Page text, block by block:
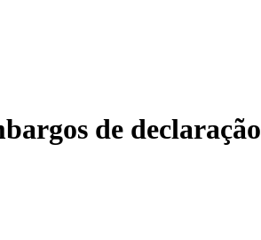
de declaração